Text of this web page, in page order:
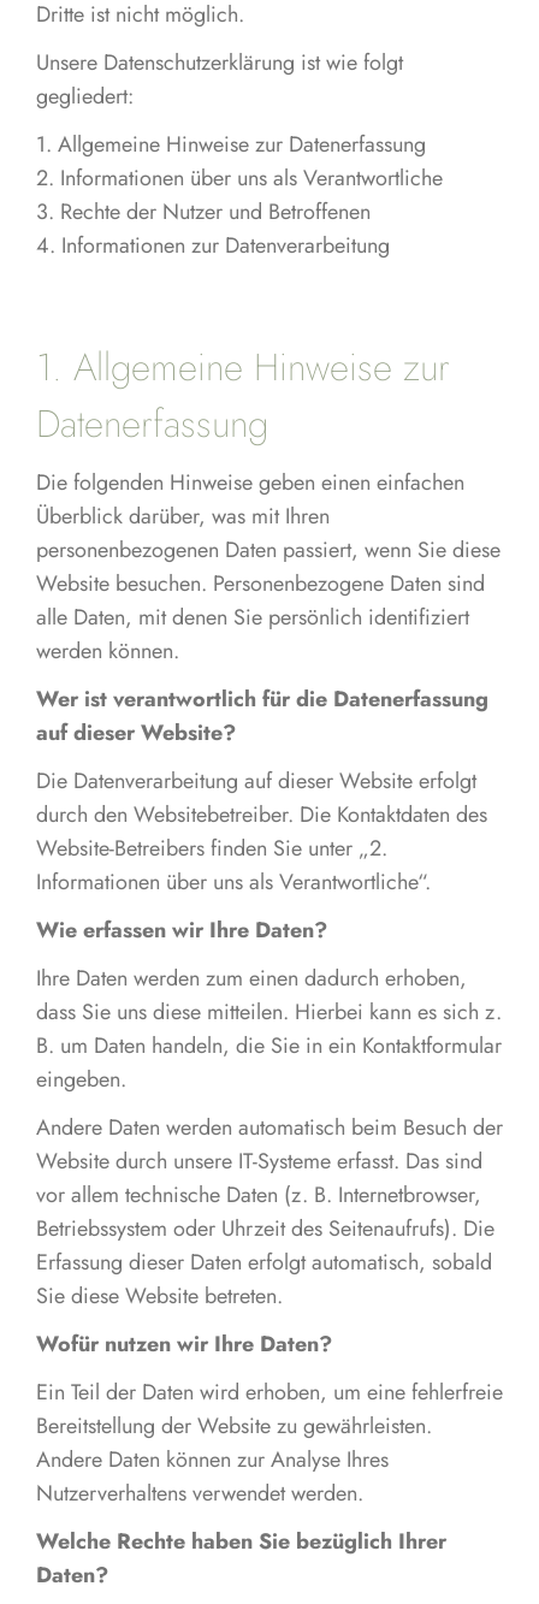
Dritte ist nicht möglich.
Unsere Datenschutzerklärung ist wie folgt
gegliedert:
1. Allgemeine Hinweise zur Datenerfassung
2. Informationen über uns als Verantwortliche
3. Rechte der Nutzer und Betroffenen
4. Informationen zur Datenverarbeitung
1. Allgemeine Hinweise zur
Datenerfassung
Die folgenden Hinweise geben einen einfachen
Überblick darüber, was mit Ihren
personenbezogenen Daten passiert, wenn Sie diese
Website besuchen. Personenbezogene Daten sind
alle Daten, mit denen Sie persönlich identifiziert
werden können.
Wer ist verantwortlich für die Datenerfassung
auf dieser Website?
Die Datenverarbeitung auf dieser Website erfolgt
durch den Websitebetreiber. Die Kontaktdaten des
Website-Betreibers finden Sie unter „2.
Informationen über uns als Verantwortliche“.
Wie erfassen wir Ihre Daten?
Ihre Daten werden zum einen dadurch erhoben,
dass Sie uns diese mitteilen. Hierbei kann es sich z.
B. um Daten handeln, die Sie in ein Kontaktformular
eingeben.
Andere Daten werden automatisch beim Besuch der
Website durch unsere IT-Systeme erfasst. Das sind
vor allem technische Daten (z. B. Internetbrowser,
Betriebssystem oder Uhrzeit des Seitenaufrufs). Die
Erfassung dieser Daten erfolgt automatisch, sobald
Sie diese Website betreten.
Wofür nutzen wir Ihre Daten?
Ein Teil der Daten wird erhoben, um eine fehlerfreie
Bereitstellung der Website zu gewährleisten.
Andere Daten können zur Analyse Ihres
Nutzerverhaltens verwendet werden.
Welche Rechte haben Sie bezüglich Ihrer
Daten?